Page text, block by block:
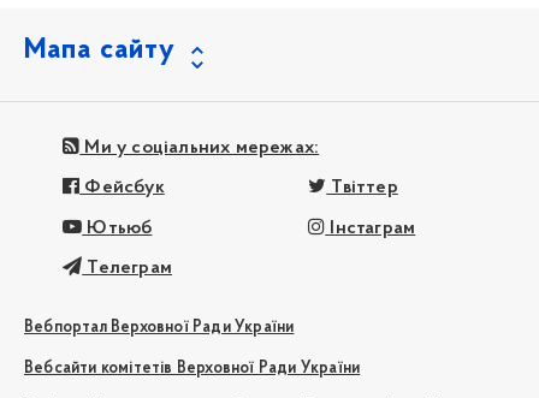
Мапа сайту
Ми у соціальних мережах:
Фейсбук Твіттер
Ютьюб Інстаграм
Телеграм
Вебпортал Верховної Ради України
Вебсайти комітетів Верховної Ради України